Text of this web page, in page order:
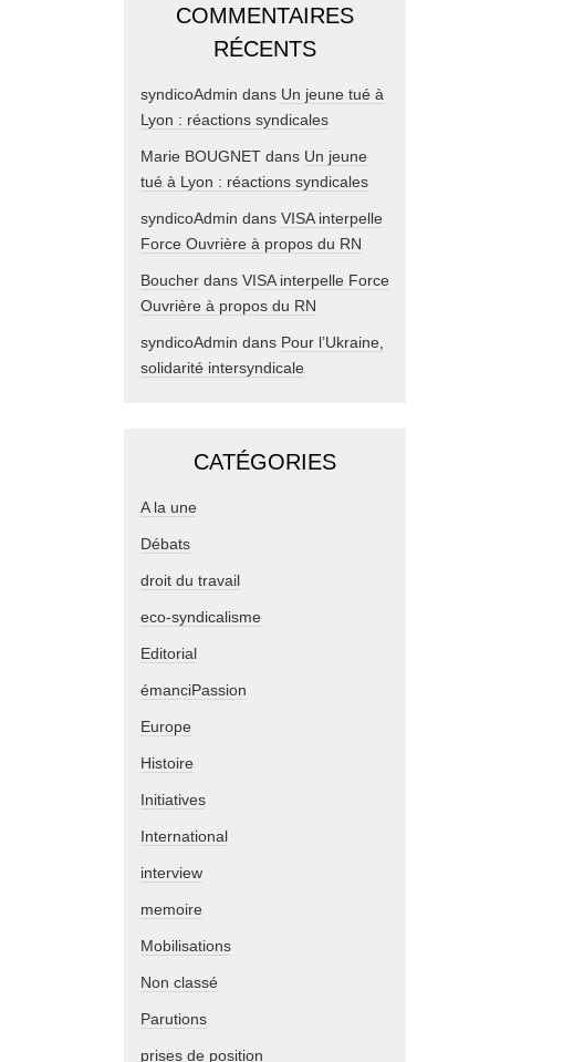
COMMENTAIRES
RÉCENTS
syndicoAdmin dans Un jeune tué à
Lyon : réactions syndicales
Marie BOUGNET dans Un jeune
tué à Lyon : réactions syndicales
syndicoAdmin dans VISA interpelle
Force Ouvrière à propos du RN
Boucher dans VISA interpelle Force
Ouvrière à propos du RN
syndicoAdmin dans Pour l’Ukraine,
solidarité intersyndicale
CATÉGORIES
A la une
Débats
droit du travail
eco-syndicalisme
Editorial
émanciPassion
Europe
Histoire
Initiatives
International
interview
memoire
Mobilisations
Non classé
Parutions
prises de position